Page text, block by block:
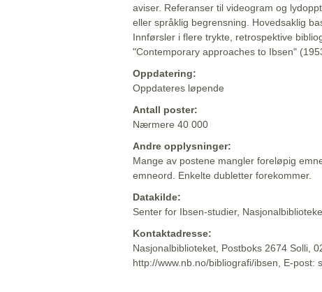
aviser. Referanser til videogram og
eller språklig begrensning. Hovedsaklig
Innførsler i flere trykte, retrospektive
"Contemporary approaches to Ibsen"
Oppdatering:
Oppdateres løpende
Antall poster:
Nærmere 40 000
Andre opplysninger:
Mange av postene mangler foreløpig
emneord. Enkelte dubletter forekommer.
Datakilde:
Senter for Ibsen-studier,
Kontaktadresse:
Nasjonalbiblioteket, Postboks 2674 Solli,
http://www.nb.no/bibliografi/ibsen, E-post: